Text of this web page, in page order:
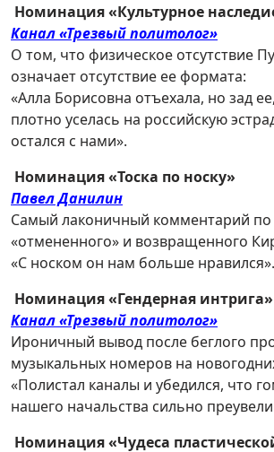
Номинация «Культурное
Канал «Трезвый политолог»
О том, что физическое отсутствие
означает отсутствие ее формата:
«Алла Борисовна отъехала, но зад
плотно уселась на российскую
остался с нами».
Номинация «Тоска по носку»
Павел Данилин
Самый лаконичный комментарий по
«отмененного» и возвращенного
«С носком он нам больше нравился».
Номинация «Гендерная интрига»
Канал «Трезвый политолог»
Ироничный вывод после беглого
музыкальных номеров на
«Полистал каналы и убедился, что
нашего начальства сильно
Номинация «Чудеса